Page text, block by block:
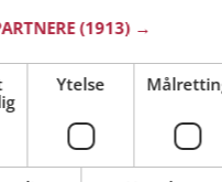
medlem gratis!
Mann Kvinne
(1913) →
Ytelse